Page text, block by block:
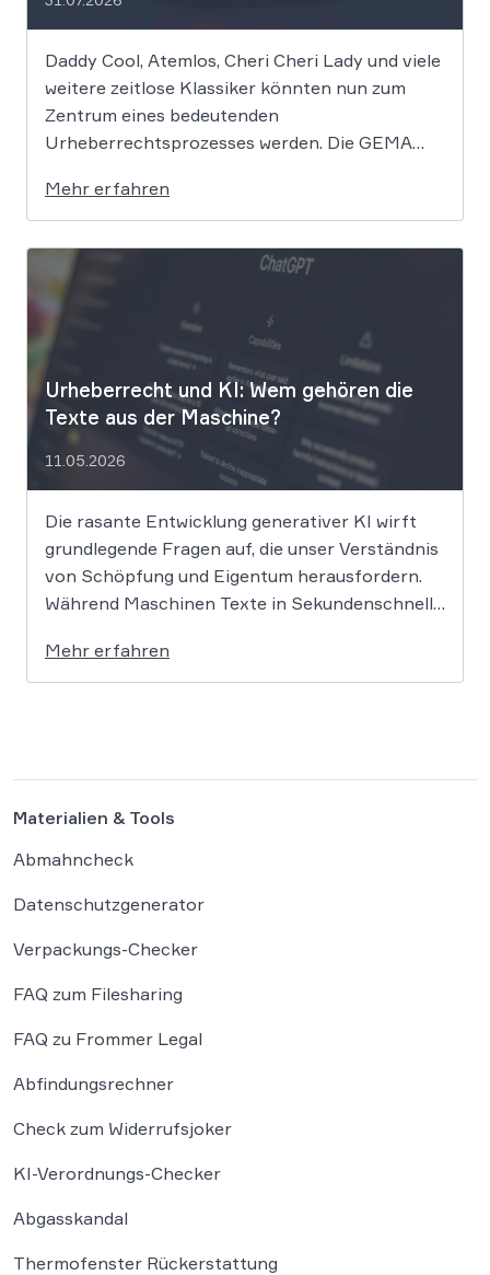
Daddy Cool, Atemlos, Cheri Cheri Lady und viele
weitere zeitlose Klassiker könnten nun zum
Zentrum eines bedeutenden
Urheberrechtsprozesses werden. Die GEMA
die Rechte ihrer Mitglieder verteidigen. Dem
Unternehmen hinter der populären KI-Musik-
App werden massive
Urheberrechtsverletzungen vorgeworfen. Die
entscheidende Frage lautet: Durfte Suno […]
Mehr erfahren
Urheberrecht und KI: Wem gehören die
Texte aus der Maschine?
11.05.2026
Die rasante Entwicklung generativer KI wirft
grundlegende Fragen auf, die unser Verständnis
von Schöpfung und Eigentum herausfordern.
Während Maschinen Texte in Sekundenschnelle
die Antwort, ob und wie diese Werke geschützt
sind: Ein Problem, das längst nicht nur Juristen,
Mehr erfahren
Materialien & Tools
Abmahncheck
Datenschutzgenerator
Verpackungs-Checker
FAQ zum Filesharing
FAQ zu Frommer Legal
Abfindungsrechner
Check zum Widerrufsjoker
KI-Verordnungs-Checker
Abgasskandal
Thermofenster Rückerstattung